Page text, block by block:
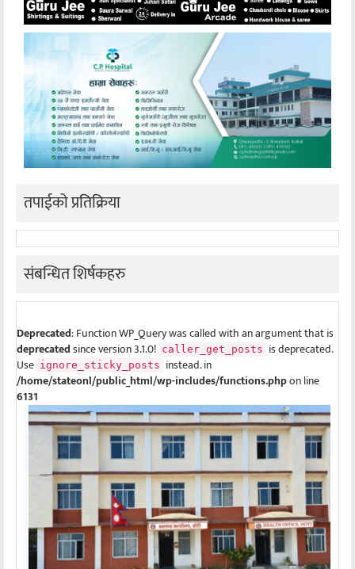
तपाईको प्रतिक्रिया
संबन्धित शिर्षकहरु
Deprecated: Function WP_Query was called with an argument that is
deprecatedsince version 3.1.0! caller_get_posts is deprecated.
Use ignore_sticky_posts instead. in
/home/stateonl/public_html/wp-includes/functions.phpon line
6131